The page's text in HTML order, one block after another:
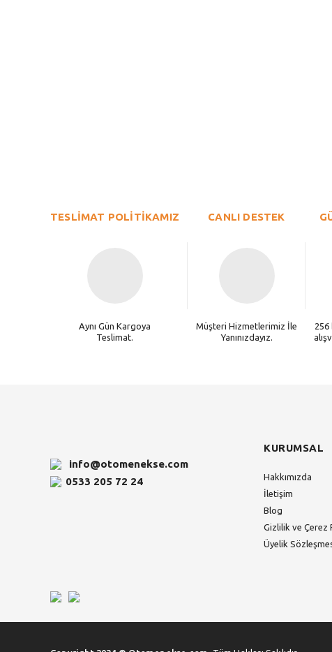
Ürün açıklamasında eksik bilgiler bulunuyor.
TESLİMAT POLİTİKAMIZ
Aynı Gün Kargoya
Teslimat.
CANLI DESTEK
Müşteri Hizmetlerimiz İle
Yanınızdayız.
256
info@otomenekse.com
0533 205 72 24
KURUMSAL
Hakkımızda
İletişim
Blog
Gizlilik ve Çerez
Üyelik